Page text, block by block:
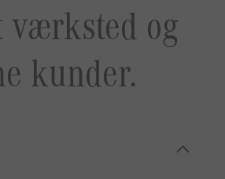
værksted og
kunder.